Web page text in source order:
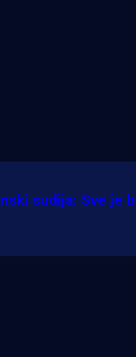
sudija: Sve je